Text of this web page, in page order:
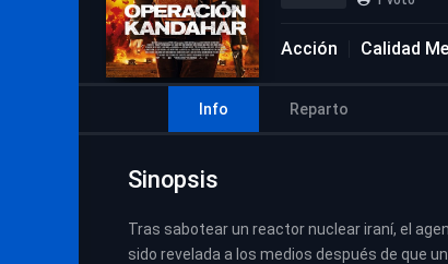
Acción Calidad
Info Reparto
Sinopsis
Tras sabotear un reactor nuclear iraní, el
sido revelada a los medios después de que